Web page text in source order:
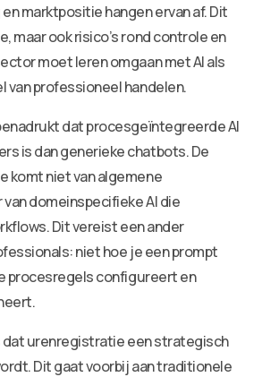
marktpositie hangen ervan af. Dit
maar ook risico’s rond controle en
moet leren omgaan met AI als
van professioneel handelen.
dat procesgeïntegreerde AI
is dan generieke chatbots. De
komt niet van algemene
domeinspecifieke AI die
Dit vereist een ander
niet hoe je een prompt
procesregels configureert en
dat urenregistratie een strategisch
Dit gaat voorbij aan traditionele